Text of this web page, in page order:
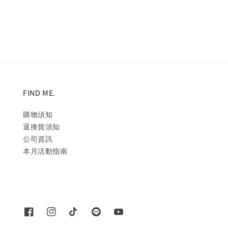
FIND ME.
購物須知
退換貨須知
公司資訊
本月活動指南